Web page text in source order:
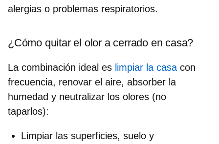
alergias o problemas respiratorios.
¿Cómo quitar el olor a cerrado en casa?
La combinación ideal es limpiar la casa con
frecuencia, renovar el aire, absorber la
humedad y neutralizar los olores (no
taparlos):
Limpiar las superficies, suelo y